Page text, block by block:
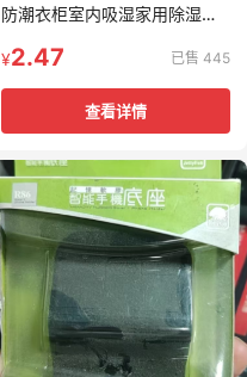
防潮衣柜室内吸湿家用除湿剂
¥2.47 已售 445
查看详情